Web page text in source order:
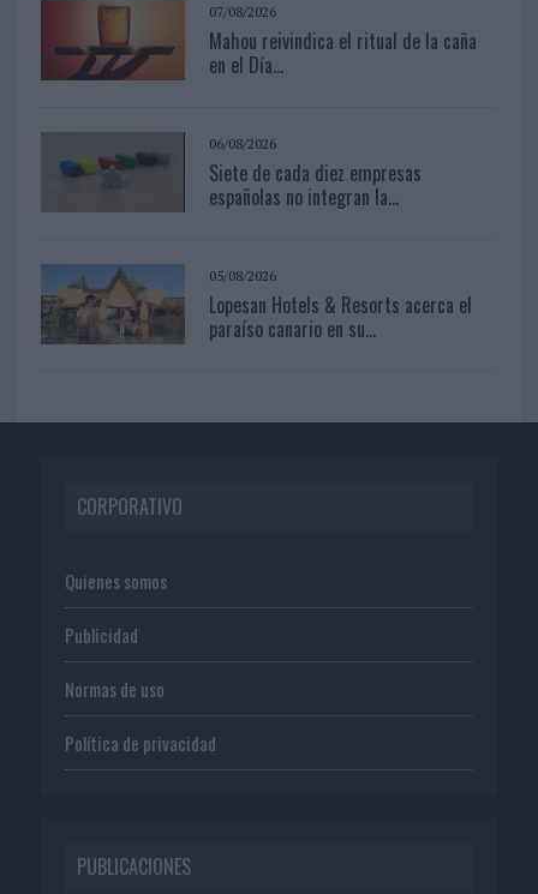
07/08/2026
Mahou reivindica el ritual de la caña
en el Día...
06/08/2026
Siete de cada diez empresas
españolas no integran la...
05/08/2026
Lopesan Hotels & Resorts acerca el
paraíso canario en su...
CORPORATIVO
Quienes somos
Publicidad
Normas de uso
Política de privacidad
PUBLICACIONES